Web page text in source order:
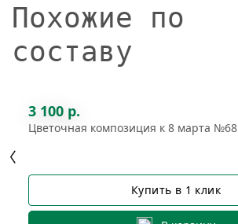
Похожие по
составу
3 100 р.
Цветочная композиция к 8 марта №68
Купить в 1 клик